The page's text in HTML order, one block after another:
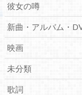
彼女の噂
新曲・アルバム・
映画
未分類
歌詞